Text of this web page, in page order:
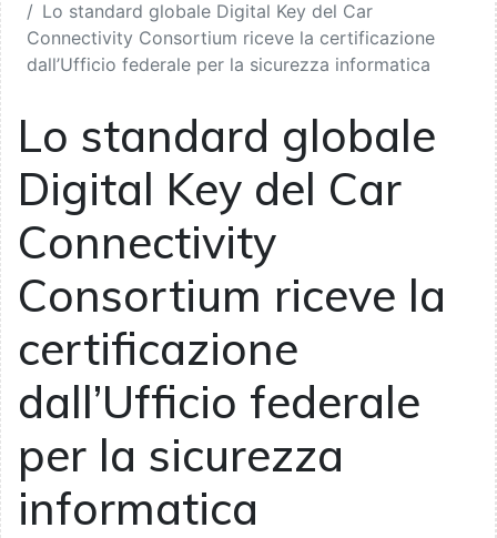
Lo standard globale Digital Key del Car
Connectivity Consortium riceve la certificazione
dall’Ufficio federale per la sicurezza informatica
Lo standard globale
Digital Key del Car
Connectivity
Consortium riceve la
certificazione
dall’Ufficio federale
per la sicurezza
informatica